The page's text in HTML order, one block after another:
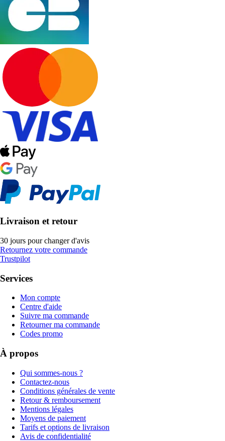
Livraison et retour
30 jours pour changer d'avis
Retournez votre commande
Trustpilot
Services
Mon compte
Centre d'aide
Suivre ma commande
Retourner ma commande
Codes promo
À propos
Qui sommes-nous ?
Contactez-nous
Conditions générales de vente
Retour & remboursement
Mentions légales
Moyens de paiement
Tarifs et options de livraison
Avis de confidentialité